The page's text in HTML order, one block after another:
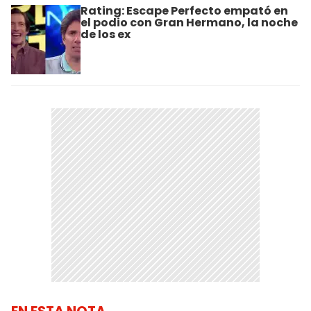
Rating: Escape Perfecto empató en
el podio con Gran Hermano, la noche
de los ex